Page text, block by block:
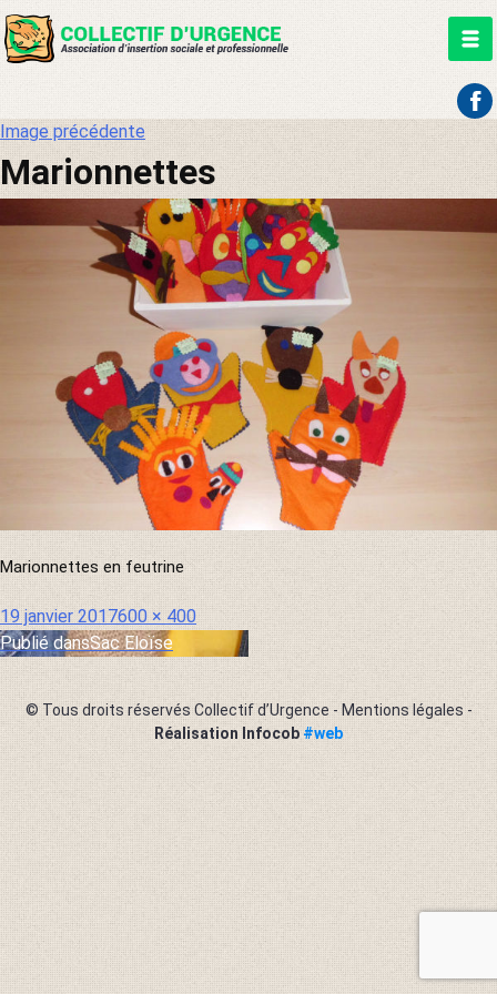
Aller
au
contenu
Image précédente
Marionnettes
Marionnettes en feutrine
Publié
le
19 janvier 2017Taille
réelle
600 × 400
Navigation
de
l’article
Publié dansSac Eloïse
© Tous droits réservés Collectif d’Urgence -Mentions légales-
Réalisation Infocob #web